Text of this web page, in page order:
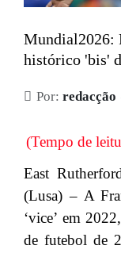
Mundial2026:
histórico 'bis'
Por: redacção
(Tempo de
East
(Lusa) – A
‘vice’ em
de futebol de